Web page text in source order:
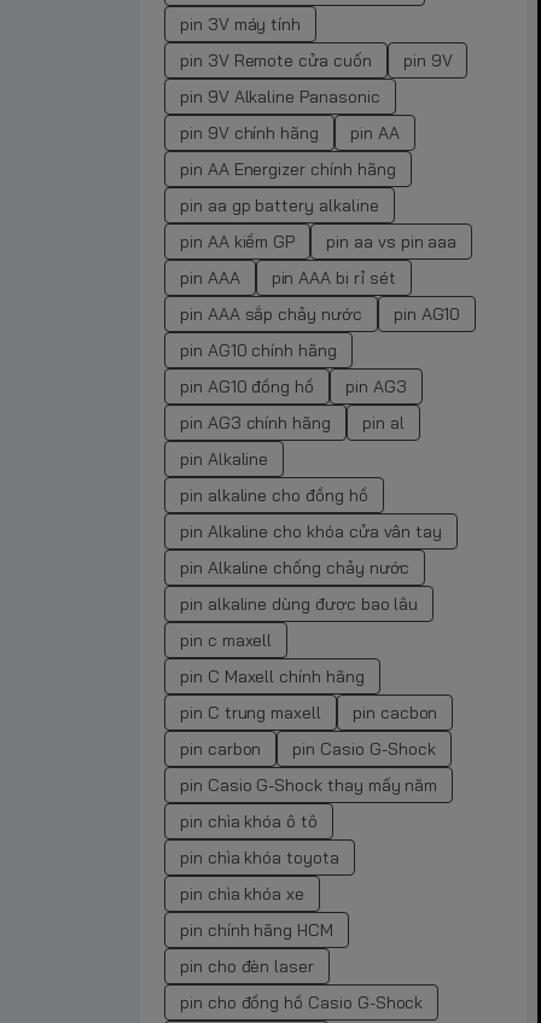
pin 3V máy tính
pin 3V Remote cửa cuốn
pin 9V
pin 9V Alkaline Panasonic
pin 9V chính hãng
pin AA
pin AA Energizer chính hãng
pin aa gp battery alkaline
pin AA kiềm GP
pin aa vs pin aaa
pin AAA
pin AAA bị rỉ sét
pin AAA sắp chảy nước
pin AG10
pin AG10 chính hãng
pin AG10 đồng hồ
pin AG3
pin AG3 chính hãng
pin al
pin Alkaline
pin alkaline cho đồng hồ
pin Alkaline cho khóa cửa vân tay
pin Alkaline chống chảy nước
pin alkaline dùng được bao lâu
pin c maxell
pin C Maxell chính hãng
pin C trung maxell
pin cacbon
pin carbon
pin Casio G-Shock
pin Casio G-Shock thay mấy năm
pin chìa khóa ô tô
pin chìa khóa toyota
pin chìa khóa xe
pin chính hãng HCM
pin cho đèn laser
pin cho đồng hồ Casio G-Shock